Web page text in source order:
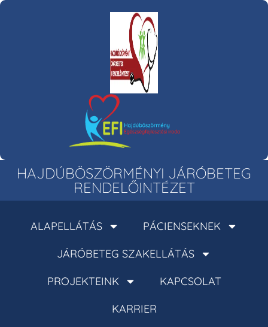
HAJDÚBÖSZÖRMÉNYI JÁRÓBETEG
RENDELŐINTÉZET
ALAPELLÁTÁS
PÁCIENSEKNEK
JÁRÓBETEG SZAKELLÁTÁS
PROJEKTEINK
KAPCSOLAT
KARRIER